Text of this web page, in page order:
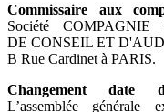
Commissaire aux
Société COMPAGNIE
DE CONSEIL ET
B Rue Cardinet à PARIS.
Changement date
L’assemblée générale